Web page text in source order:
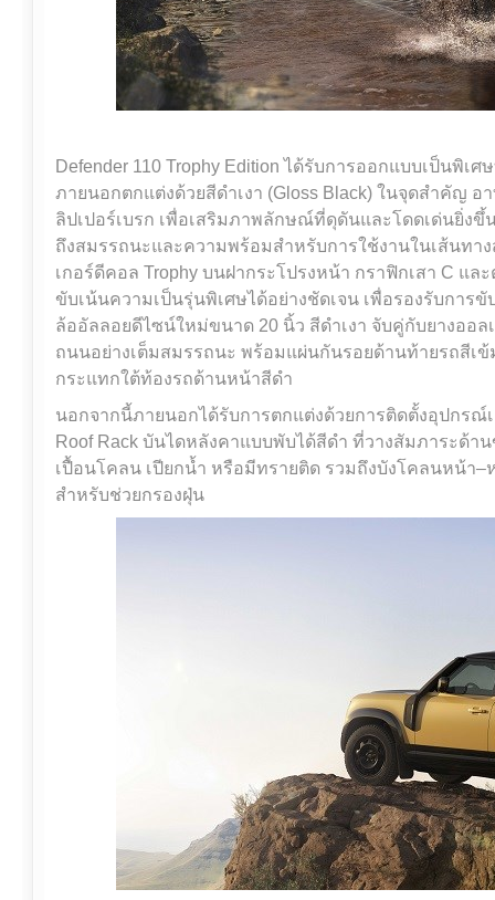
Defender 110 Trophy Edition ได้รับการออกแบบเป็นพิ
ภายนอกตกแต่งด้วยสีดำเงา (Gloss Black) ในจุดสำคัญ
ลิปเปอร์เบรก เพื่อเสริมภาพลักษณ์ที่ดุดันและโดดเด่นยิ่งขึ้
ถึงสมรรถนะและความพร้อมสำหรับการใช้งานในเส้นท
เกอร์ดีคอล Trophy บนฝากระโปรงหน้า กราฟิกเสา C แ
ขับเน้นความเป็นรุ่นพิเศษได้อย่างชัดเจน เพื่อรองรับกา
ล้ออัลลอยดีไซน์ใหม่ขนาด 20 นิ้ว สีดำเงา จับคู่กับยางออล
ถนนอย่างเต็มสมรรถนะ พร้อมแผ่นกันรอยด้านท้ายรถสีเ
กระแทกใต้ท้องรถด้านหน้าสีดำ
นอกจากนี้ภายนอกได้รับการตกแต่งด้วยการติดตั้งอุปกรณ์
Roof Rack บันไดหลังคาแบบพับได้สีดำ ที่วางสัมภาระด้า
เปื้อนโคลน เปียกน้ำ หรือมีทรายติด รวมถึงบังโคลนหน้า
สำหรับช่วยกรองฝุ่น